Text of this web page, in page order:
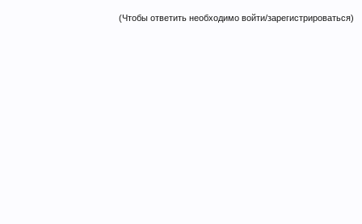
(Чтобы ответить необходимо войти/зарегистрироваться)